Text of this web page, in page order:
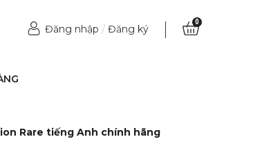
Đăng nhập / Đăng ký
0
Rare tiếng Anh chính hãng